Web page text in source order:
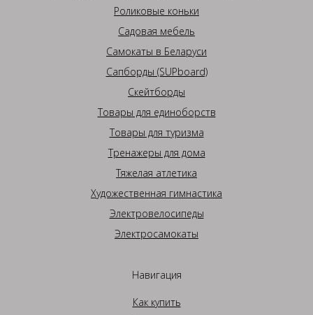
Роликовые коньки
Садовая мебель
Самокаты в Беларуси
Сапборды (SUPboard)
Скейтборды
Товары для единоборств
Товары для туризма
Тренажеры для дома
Тяжелая атлетика
Художественная гимнастика
Электровелосипеды
Электросамокаты
Навигация
Как купить